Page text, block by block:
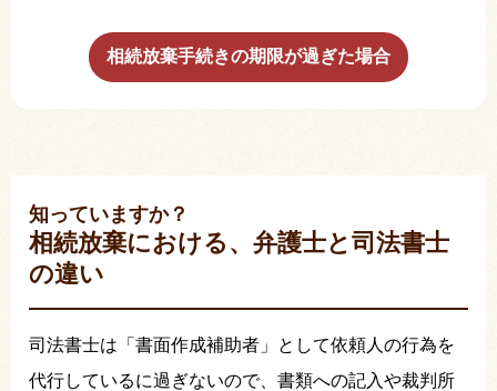
相続放棄手続きの期限が過ぎた場合
知っていますか？
相続放棄における、弁護士と司法書士
の違い
司法書士は「書面作成補助者」として依頼人の行為を
代行しているに過ぎないので、書類への記入や裁判所